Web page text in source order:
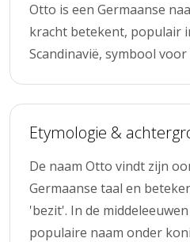
Otto is een Germaanse
kracht betekent, populair
Scandinavië, symbool
Etymologie &
De naam Otto vindt zijn
Germaanse taal en
'bezit'. In de
populaire naam onder